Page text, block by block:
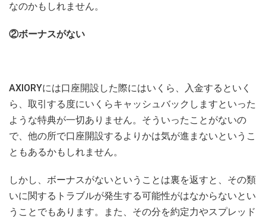
なのかもしれません。
②ボーナスがない
AXIORYには口座開設した際にはいくら、入金するといく
ら、取引する度にいくらキャッシュバックしますといった
ような特典が一切ありません。そういったことがないの
で、他の所で口座開設するよりかは気が進まないというこ
ともあるかもしれません。
しかし、ボーナスがないということは裏を返すと、その類
いに関するトラブルが発生する可能性がはなからないとい
うことでもあります。また、その分を約定力やスプレッド